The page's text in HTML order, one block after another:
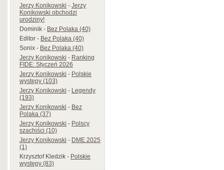
Jerzy Konikowski-Jerzy
Konikowski obchodzi
urodziny!
Dominik-Bez Polaka (40)
Editor-Bez Polaka (40)
Sonix-Bez Polaka (40)
Jerzy Konikowski-Ranking
FIDE: Styczeń 2026
Jerzy Konikowski-Polskie
występy (103)
Jerzy Konikowski-Legendy
(193)
Jerzy Konikowski-Bez
Polaka (37)
Jerzy Konikowski-Polscy
szachiści (10)
Jerzy Konikowski-DME 2025
(1)
Krzysztof Kledzik-Polskie
występy (83)